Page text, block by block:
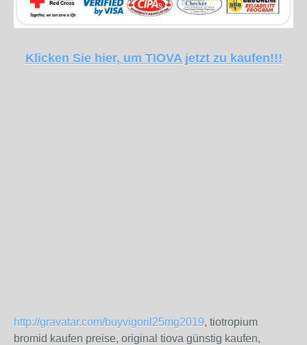
Klicken Sie hier, um TIOVA jetzt zu kaufen!!!
http://gravatar.com/buyvigoril25mg2019, tiotropium
bromid kaufen preise, original tiova günstig kaufen,